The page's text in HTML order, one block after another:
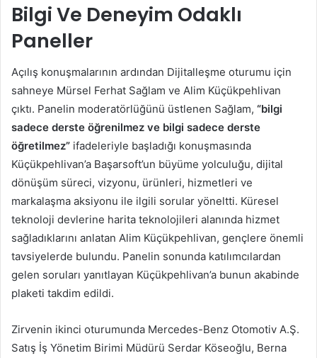
Bilgi Ve Deneyim Odaklı
Paneller
Açılış konuşmalarının ardından Dijitalleşme oturumu için
sahneye Mürsel Ferhat Sağlam ve Alim Küçükpehlivan
çıktı. Panelin moderatörlüğünü üstlenen Sağlam, “bilgi
sadece derste öğrenilmez ve bilgi sadece derste
öğretilmez” ifadeleriyle başladığı konuşmasında
Küçükpehlivan’a Başarsoft’un büyüme yolculuğu, dijital
dönüşüm süreci, vizyonu, ürünleri, hizmetleri ve
markalaşma aksiyonu ile ilgili sorular yöneltti. Küresel
teknoloji devlerine harita teknolojileri alanında hizmet
sağladıklarını anlatan Alim Küçükpehlivan, gençlere önemli
tavsiyelerde bulundu. Panelin sonunda katılımcılardan
gelen soruları yanıtlayan Küçükpehlivan’a bunun akabinde
plaketi takdim edildi.
Zirvenin ikinci oturumunda Mercedes-Benz Otomotiv A.Ş.
Satış İş Yönetim Birimi Müdürü Serdar Köseoğlu, Berna